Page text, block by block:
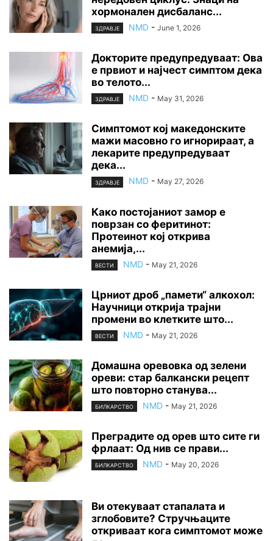
хормонален дисбаланс...
ЗДРАВЈЕ NMD - June 1, 2026
Докторите предупредуваат: Ова
е првиот и најчест симптом дека
во телото...
ЗДРАВЈЕ NMD - May 31, 2026
Симптомот кој македонските
мажи масовно го игнорираат, а
лекарите предупредуваат
дека...
ЗДРАВЈЕ NMD - May 27, 2026
Како постојаниот замор е
поврзан со феритинот:
Протеинот кој открива
анемија,...
ВЕСТИ NMD - May 21, 2026
Црниот дроб „памети“ алкохол:
Научници открија трајни
промени во клетките што...
ВЕСТИ NMD - May 21, 2026
Домашна оревовка од зелени
ореви: стар балкански рецепт
што повторно станува...
БИЛКАРСТВО NMD - May 21, 2026
Преградите од орев што сите ги
фрлаат: Од нив се прави...
БИЛКАРСТВО NMD - May 20, 2026
Ви отекуваат стапалата и
зглобовите? Стручњаците
откриваат кога симптомот може